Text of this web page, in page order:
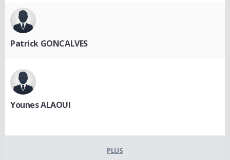
Patrick GONCALVES
Younes ALAOUI
PLUS